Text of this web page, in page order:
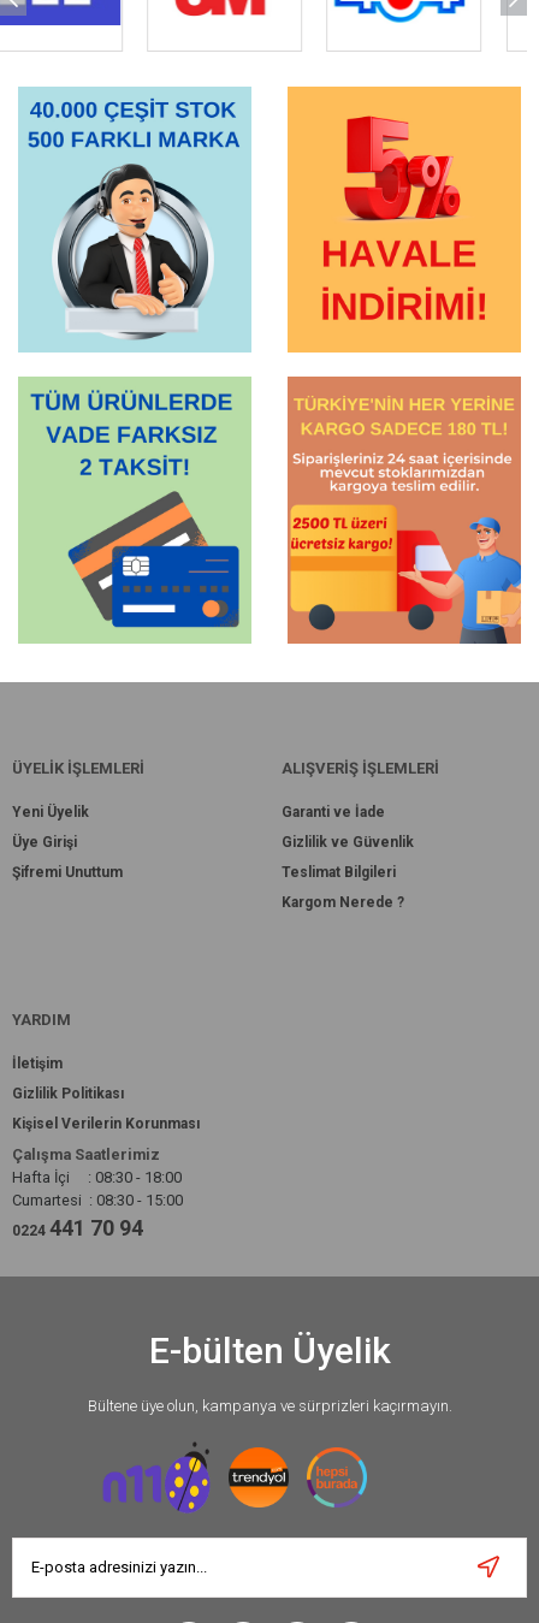
ÜYELİK İŞLEMLERİ
Yeni Üyelik
Üye Girişi
Şifremi Unuttum
ALIŞVERİŞ İŞLEMLERİ
Garanti ve İade
Gizlilik ve Güvenlik
Teslimat Bilgileri
Kargom Nerede ?
YARDIM
İletişim
Gizlilik Politikası
Kişisel Verilerin Korunması
Çalışma Saatlerimiz
Hafta İçi : 08:30 - 18:00
Cumartesi : 08:30 - 15:00
0224 441 70 94
E-bülten Üyelik
Bültene üye olun, kampanya ve sürprizleri kaçırmayın.